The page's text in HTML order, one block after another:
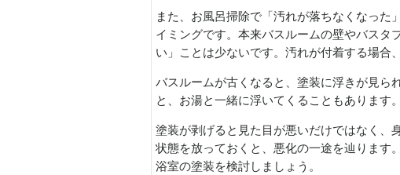
また、お風呂掃除で「汚れが落ちなくなった
イミングです。本来バスルームの壁やバスタ
い」ことは少ないです。汚れが付着する場合
バスルームが古くなると、塗装に浮きが見ら
と、お湯と一緒に浮いてくることもあります。
塗装が剥げると見た目が悪いだけではなく、
状態を放っておくと、悪化の一途を辿ります
浴室の塗装を検討しましょう。